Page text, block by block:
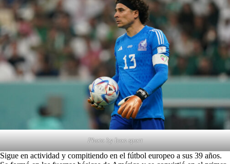
Photo by Icon sport
Sigue en actividad y compitiendo en el fútbol europeo a sus 39 años.